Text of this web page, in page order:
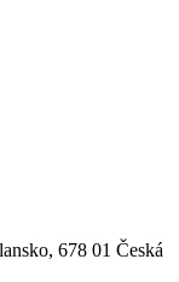
678 01 Česká